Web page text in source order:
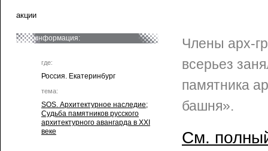
акции
информация:
где:
Россия. Екатеринбург
тема:
SOS. Архитектурное наследие;
Судьба памятников русского
архитектурного авангарда в XXI
веке
Члены арх-
всерьез
памятника
башня».
См.